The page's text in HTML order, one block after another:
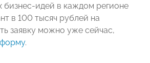
бизнес-идей в каждом регионе
в 100 тысяч рублей на
заявку можно уже сейчас,
.